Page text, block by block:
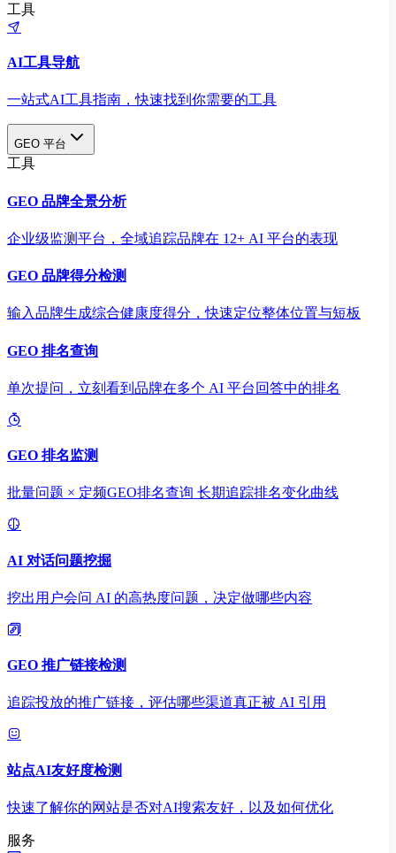
工具
AI工具导航
一站式AI工具指南，快速找到你需要的工具
GEO 平台
工具
GEO 品牌全景分析
企业级监测平台，全域追踪品牌在 12+ AI 平台的表现
GEO 品牌得分检测
输入品牌生成综合健康度得分，快速定位整体位置与短板
GEO 排名查询
单次提问，立刻看到品牌在多个 AI 平台回答中的排名
GEO 排名监测
批量问题 × 定频GEO排名查询 长期追踪排名变化曲线
AI 对话问题挖掘
挖出用户会问 AI 的高热度问题，决定做哪些内容
GEO 推广链接检测
追踪投放的推广链接，评估哪些渠道真正被 AI 引用
站点AI友好度检测
快速了解你的网站是否对AI搜索友好，以及如何优化
服务